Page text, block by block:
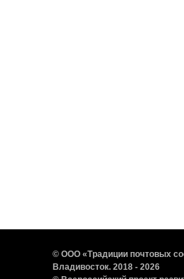
© ООО «Традиции почтовых
Владивосток. 2018 - 2026